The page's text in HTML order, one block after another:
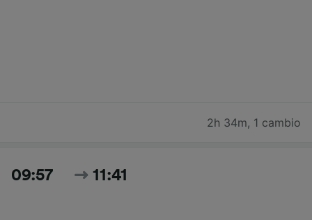
2h 34m, 1 cambio
09:57 11:41